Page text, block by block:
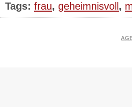
Tags: frau, geheimnisvoll ,